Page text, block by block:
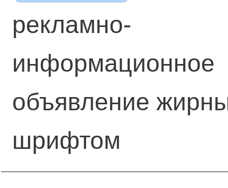
рекламно-
информационное
объявление
шрифтом